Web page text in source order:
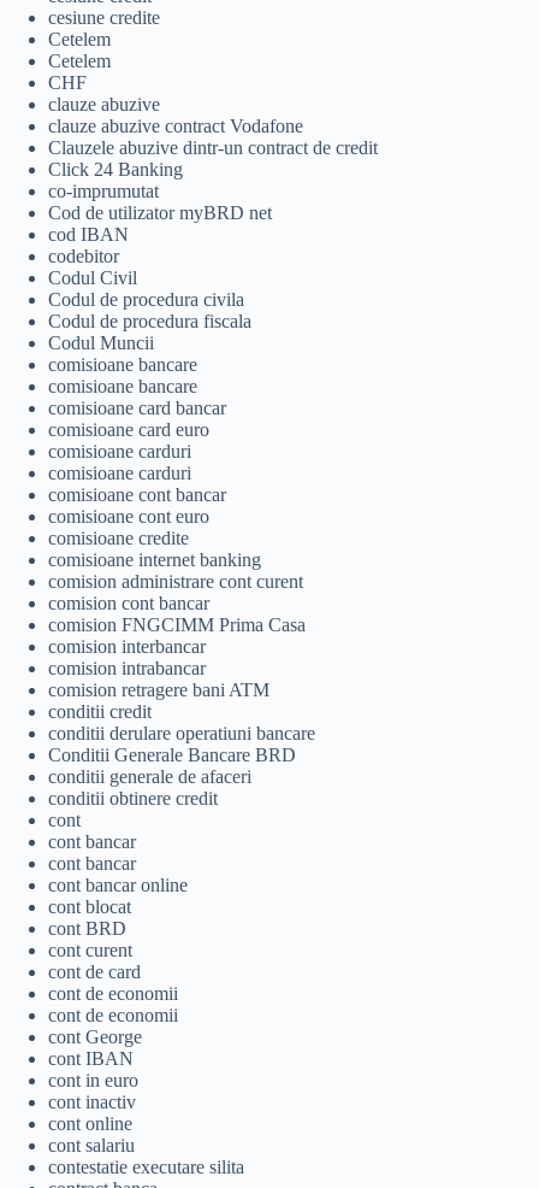
cesiune credite
Cetelem
Cetelem
CHF
clauze abuzive
clauze abuzive contract Vodafone
Clauzele abuzive dintr-un contract de credit
Click 24 Banking
co-imprumutat
Cod de utilizator myBRD net
cod IBAN
codebitor
Codul Civil
Codul de procedura civila
Codul de procedura fiscala
Codul Muncii
comisioane bancare
comisioane bancare
comisioane card bancar
comisioane card euro
comisioane carduri
comisioane carduri
comisioane cont bancar
comisioane cont euro
comisioane credite
comisioane internet banking
comision administrare cont curent
comision cont bancar
comision FNGCIMM Prima Casa
comision interbancar
comision intrabancar
comision retragere bani ATM
conditii credit
conditii derulare operatiuni bancare
Conditii Generale Bancare BRD
conditii generale de afaceri
conditii obtinere credit
cont
cont bancar
cont bancar
cont bancar online
cont blocat
cont BRD
cont curent
cont de card
cont de economii
cont de economii
cont George
cont IBAN
cont in euro
cont inactiv
cont online
cont salariu
contestatie executare silita